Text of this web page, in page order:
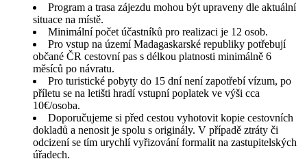
Program a trasa zájezdu mohou být upraveny dle aktuální
situace na místě.
Minimální počet účastníků pro realizaci je 12 osob.
Pro vstup na území Madagaskarské republiky potřebují
občané ČR cestovní pas s délkou platnosti minimálně 6
měsíců po návratu.
Pro turistické pobyty do 15 dní není zapotřebí vízum, po
příletu se na letišti hradí vstupní poplatek ve výši cca
10€/osoba.
Doporučujeme si před cestou vyhotovit kopie cestovních
dokladů a nenosit je spolu s originály. V případě ztráty či
odcizení se tím urychlí vyřizování formalit na zastupitelských
úřadech.